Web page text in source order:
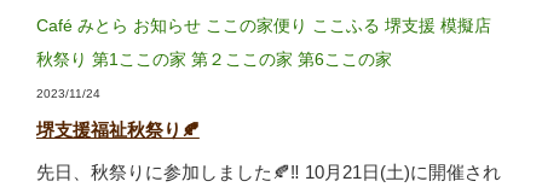
Café みとら お知らせ ここの家便り ここふる 堺支援 模擬店
秋祭り 第1ここの家 第２ここの家 第6ここの家
2023/11/24
堺支援福祉秋祭り🍂
先日、秋祭りに参加しました🍂‼ 10月21日(土)に開催され